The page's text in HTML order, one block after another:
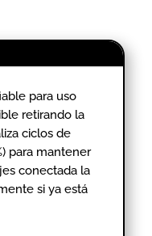
para uso
retirando la
ciclos de
para mantener
conectada la
si ya está